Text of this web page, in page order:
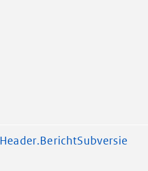
Header.BerichtSubversie